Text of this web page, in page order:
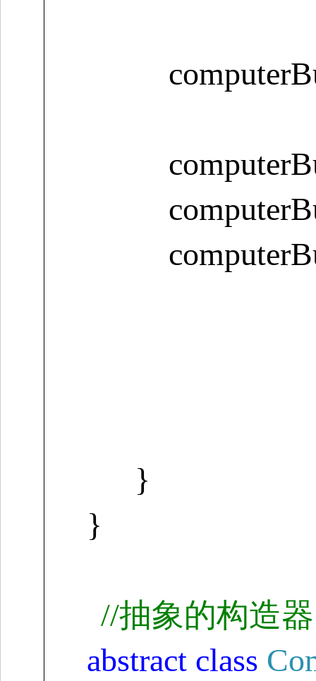
}
}
//抽象的构造
abstract class